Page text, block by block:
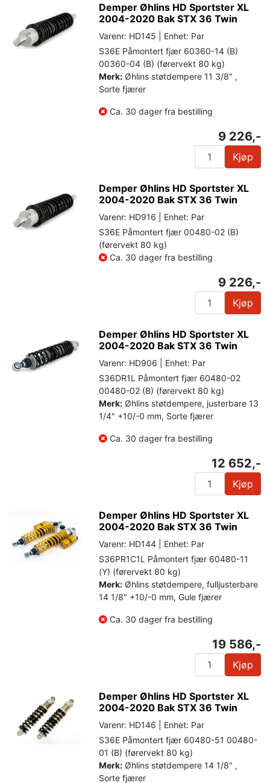
Demper Øhlins HD Sportster XL
2004-2020 Bak STX 36 Twin
Varenr: HD145 | Enhet: Par
S36E Påmontert fjær 60360-14 (B)
00360-04 (B) (førervekt 80 kg)
Merk: Øhlins støtdempere 11 3/8" ,
Sorte fjærer
Ca. 30 dager fra bestilling
9 226,-
Kjøp
Demper Øhlins HD Sportster XL
2004-2020 Bak STX 36 Twin
Varenr: HD916 | Enhet: Par
S36E Påmontert fjær 00480-02 (B)
(førervekt 80 kg)
Ca. 30 dager fra bestilling
9 226,-
Kjøp
Demper Øhlins HD Sportster XL
2004-2020 Bak STX 36 Twin
Varenr: HD906 | Enhet: Par
S36DR1L Påmontert fjær 60480-02
00480-02 (B) (førervekt 80 kg)
Merk: Øhlins støtdempere, justerbare 13
1/4" +10/-0 mm, Sorte fjærer
Ca. 30 dager fra bestilling
12 652,-
Kjøp
Demper Øhlins HD Sportster XL
2004-2020 Bak STX 36 Twin
Varenr: HD144 | Enhet: Par
S36PR1C1L Påmontert fjær 60480-11
(Y) (førervekt 80 kg)
Merk: Øhlins støtdempere, fulljusterbare
14 1/8" +10/-0 mm, Gule fjærer
Ca. 30 dager fra bestilling
19 586,-
Kjøp
Demper Øhlins HD Sportster XL
2004-2020 Bak STX 36 Twin
Varenr: HD146 | Enhet: Par
S36E Påmontert fjær 60480-51 00480-
01 (B) (førervekt 80 kg)
Merk: Øhlins støtdempere 14 1/8" ,
Sorte fjærer